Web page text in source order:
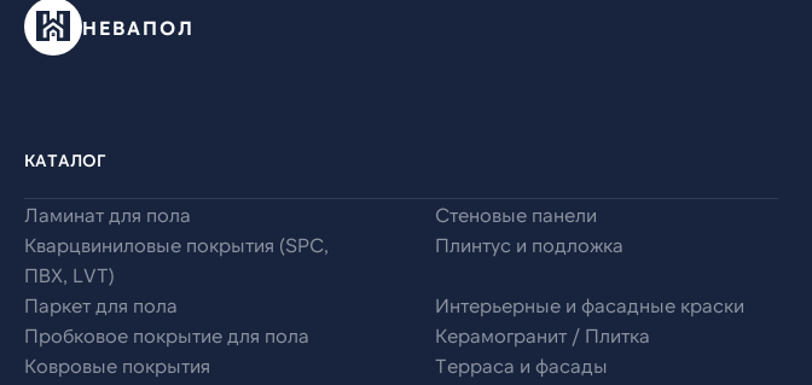
НЕВАПОЛ
КАТАЛОГ
Ламинат для пола
Кварцвиниловые покрытия (SPC,
ПВХ, LVT)
Паркет для пола
Пробковое покрытие для пола
Ковровые покрытия
Стеновые панели
Плинтус и подложка
Интерьерные и фасадные краски
Керамогранит / Плитка
Терраса и фасады